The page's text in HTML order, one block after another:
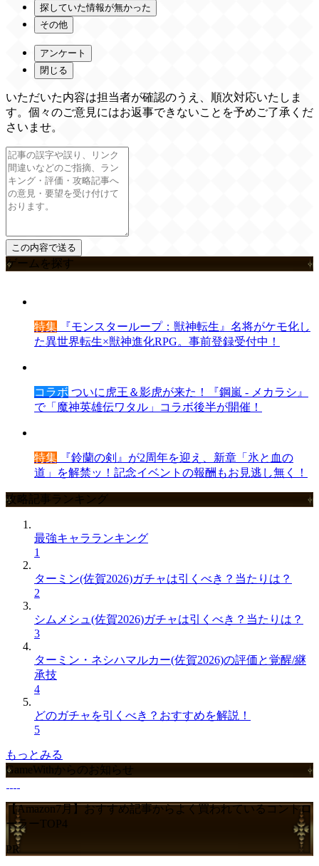
探していた情報が無かった
その他
アンケート
閉じる
いただいた内容は担当者が確認のうえ、順次対応いたしま
す。個々のご意見にはお返事できないことを予めご了承くだ
さいませ。
ゲームを探す
特集 『モンスターループ：獣神転生』名将がケモ化し
た異世界転生×獣神進化RPG。事前登録受付中！
コラボ ついに虎王＆影虎が来た！『鋼嵐 - メカラシ』
で「魔神英雄伝ワタル」コラボ後半が開催！
特集 『鈴蘭の剣』が2周年を迎え、新章「氷と血の
道」を解禁ッ！記念イベントの報酬もお見逃し無く！
攻略記事ランキング
最強キャラランキング
1
ターミン(佐賀2026)ガチャは引くべき？当たりは？
2
シムメシュ(佐賀2026)ガチャは引くべき？当たりは？
3
ターミン・ネシハマルカー(佐賀2026)の評価と覚醒/継
承技
4
どのガチャを引くべき？おすすめを解説！
5
もっとみる
GameWithからのお知らせ
【Amazon7月】おすすめ記事からよく買われているコントロ
ーラーTOP4
PR